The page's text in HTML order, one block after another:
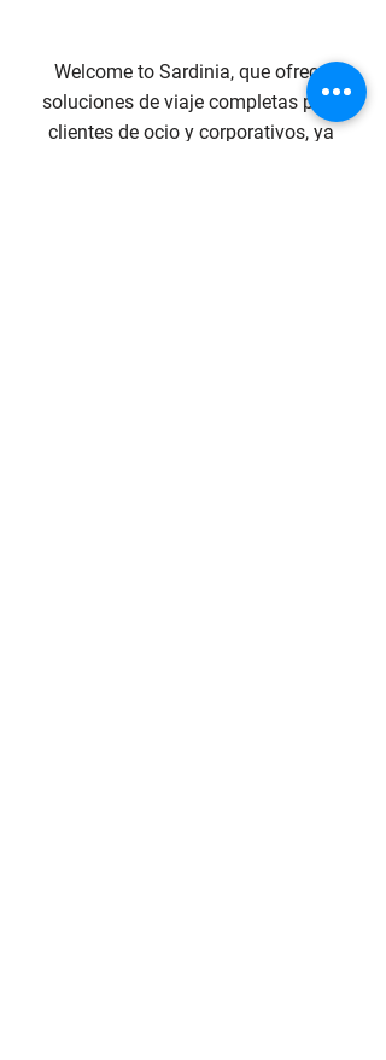
Welcome to Sardinia, que ofrece
soluciones de viaje completas para
clientes de ocio y corporativos, ya